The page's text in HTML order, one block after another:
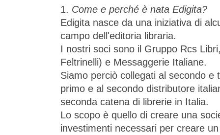
1. Come e perché è nata Edigita?
Edigita nasce da una iniziativa di
campo dell'editoria libraria.
I nostri soci sono il Gruppo Rcs
Feltrinelli) e Messaggerie Italiane.
Siamo perciò collegati al secondo
primo e al secondo distributore
seconda catena di librerie in Italia.
Lo scopo è quello di creare una
investimenti necessari per creare